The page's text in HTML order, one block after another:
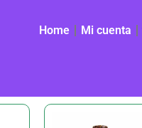
Home Mi cuenta